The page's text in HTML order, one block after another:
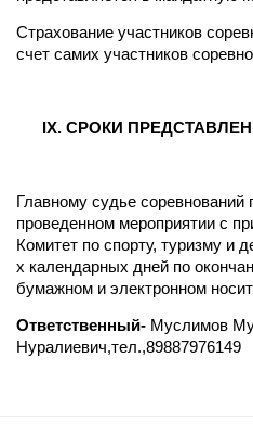
Страхование участников
счет самих участников
IХ. СРОКИ
Главному судье соревнований
проведенном мероприятии с
Комитет по спорту, туризму и
х календарных дней по
бумажном и электронном
Ответственный- Муслимов
Нуралиевич,тел.,89887976149